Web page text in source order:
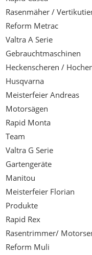
Rasenmäher /
Reform Metrac
Valtra A Serie
Gebrauchtmaschinen
Heckenscheren /
Husqvarna
Meisterfeier Andreas
Motorsägen
Rapid Monta
Team
Valtra G Serie
Gartengeräte
Manitou
Meisterfeier Florian
Produkte
Rapid Rex
Rasentrimmer/
Reform Muli